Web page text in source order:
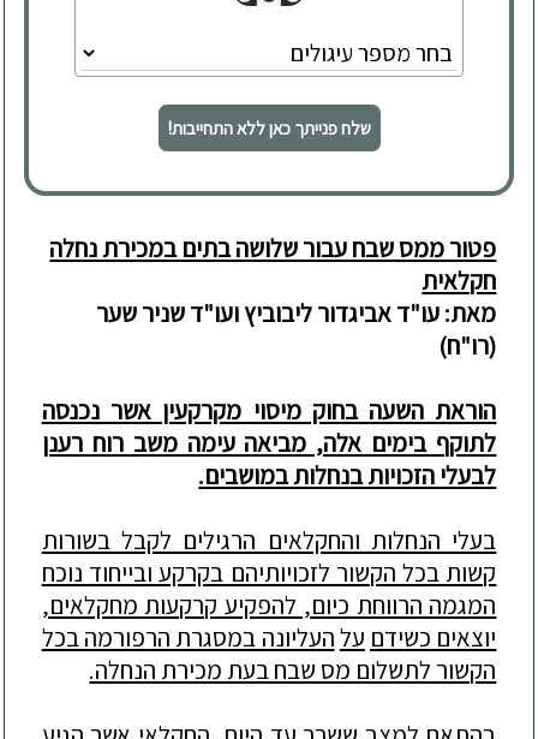
שלח פנייתך כאן ללא התחייבות!
פטור ממס שבח עבור שלושה בתים במכירת נחלה
חקלאית
מאת: עו"ד אביגדור ליבוביץ ועו"ד שניר שער
(רו"ח)
הוראת השעה בחוק מיסוי מקרקעיןאשר נכנסה
לתוקף בימים אלה, מביאה עימה משב רוח רענן
לבעלי הזכויות בנחלות במושבים.
בעלי הנחלות והחקלאים הרגילים לקבל בשורות
קשות בכל הקשור לזכויותיהם בקרקע ובייחוד נוכח
המגמה הרווחת כיום, להפקיע קרקעות מחקלאים,
יוצאים כשידם עלהעליונה במסגרת הרפורמה בכל
הקשור לתשלום מס שבח בעת מכירת הנחלה.